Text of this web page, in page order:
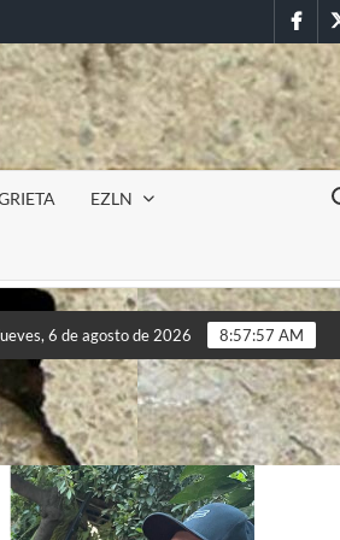
EZLN
militar en la UAEM (Morelos)
militar en la UAEM (Morelos)
6 de agosto de 2026 8:57:59 AM